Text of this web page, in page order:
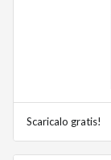
Scaricalo gratis!